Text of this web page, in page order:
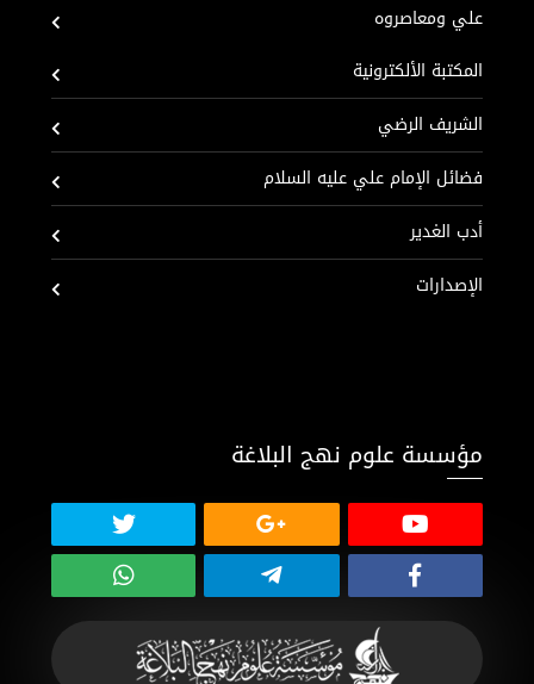
علي ومعاصروه
المكتبة الألكترونية
الشريف الرضي
فضائل الإمام علي عليه السلام
أدب الغدير
الإصدارات
مؤسسة علوم نهج البلاغة